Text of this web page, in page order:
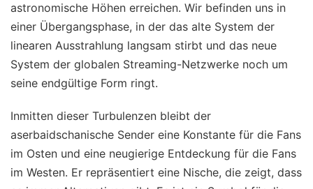
astronomische Höhen erreichen. Wir befinden uns in
einer Übergangsphase, in der das alte System der
linearen Ausstrahlung langsam stirbt und das neue
System der globalen Streaming-Netzwerke noch um
seine endgültige Form ringt.
Inmitten dieser Turbulenzen bleibt der
aserbaidschanische Sender eine Konstante für die Fans
im Osten und eine neugierige Entdeckung für die Fans
im Westen. Er repräsentiert eine Nische, die zeigt, dass